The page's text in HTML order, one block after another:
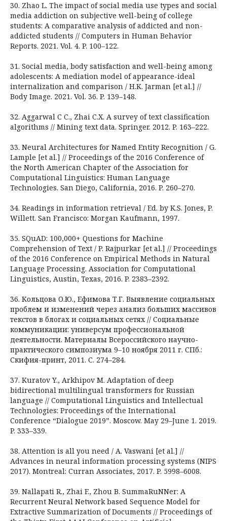
30. Zhao L. The impact of social media use types and social
media addiction on subjective well-being of college
students: A comparative analysis of addicted and non-
addicted students // Computers in Human Behavior
Reports. 2021. Vol. 4. P. 100–122.
31. Social media, body satisfaction and well-being among
adolescents: A mediation model of appearance-ideal
internalization and comparison / H.K. Jarman [et al.] //
Body Image. 2021. Vol. 36. P. 139–148.
32. Aggarwal C C., Zhai C.X. A survey of text classification
algorithms // Mining text data. Springer. 2012. P. 163–222.
33. Neural Architectures for Named Entity Recognition / G.
Lample [et al.] // Proceedings of the 2016 Conference of
the North American Chapter of the Association for
Computational Linguistics: Human Language
Technologies. San Diego, California, 2016. P. 260–270.
34. Readings in information retrieval / Ed. by K.S. Jones, P.
Willett. San Francisco: Morgan Kaufmann, 1997.
35. SQuAD: 100,000+ Questions for Machine
Comprehension of Text / P. Rajpurkar [et al.] // Proceedings
of the 2016 Conference on Empirical Methods in Natural
Language Processing. Association for Computational
Linguistics, Austin, Texas, 2016. P. 2383–2392.
36. Кольцова О.Ю., Ефимова Т.Г. Выявление социальных
проблем и изменений через анализ больших массивов
текстов в блогах и социальных сетях // Социальные
коммуникации: универсум профессиональной
деятельности. Материалы Всероссийского научно-
практического симпозиума 9–10 ноября 2011 г. СПб.:
Скифия-принт, 2011. С. 274–284.
37. Kuratov Y., Arkhipov M. Adaptation of deep
bidirectional multilingual transformers for Russian
language // Computational Linguistics and Intellectual
Technologies: Proceedings of the International
Conference “Dialogue 2019”. Moscow. May 29–June 1. 2019.
P. 333–339.
38. Attention is all you need / A. Vaswani [et al.] //
Advances in neural information processing systems (NIPS
2017). Montreal: Curran Associates, 2017. P. 5998–6008.
39. Nallapati R., Zhai F., Zhou B. SummaRuNNer: A
Recurrent Neural Network based Sequence Model for
Extractive Summarization of Documents // Proceedings of